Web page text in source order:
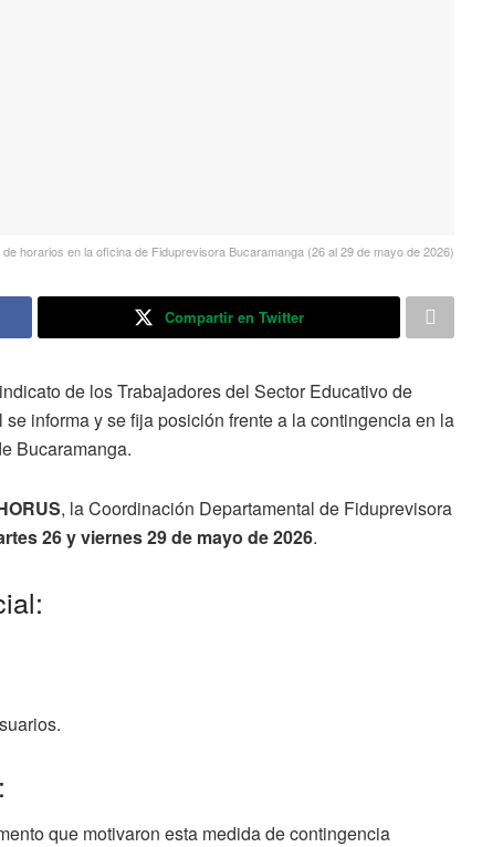
horarios en la oficina de Fiduprevisora Bucaramanga (26 al 29 de mayo de 2026)
Compartir en Twitter
de los Trabajadores del Sector Educativo de
se informa y se fija posición frente a la contingencia en la
Bucaramanga.
, la Coordinación Departamental de Fiduprevisora
26 y viernes 29 de mayo de 2026.
que motivaron esta medida de contingencia